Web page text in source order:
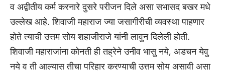
व अद्वीतीय कर्म करनारे दुसरे परीजन दिले असा सभासद बखर मधे
उल्लेख आहे. शिवाजी महाराज ज्या जसागीरीची व्यवस्था पाहणार
होते त्याची उत्तम सोय शहाजीराजे यांनी लावुन दिलेली होती.
शिवाजी महाराजांना कोनती ही तह्रेने उनीव भासु नये, अडचन येवु
नये व ती आल्यास तीचा परिहार करण्याची उत्तम सोय असावी असा